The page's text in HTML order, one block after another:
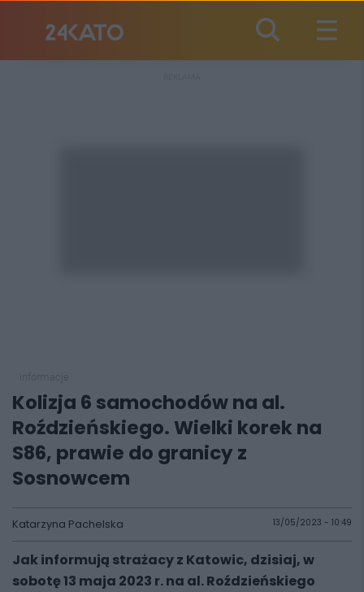
Kolizja 6 samochodów na al.
Roździeńskiego. Wielki korek na
S86, prawie do granicy z
Sosnowcem
Katarzyna Pachelska 13/05/2023 - 10:49
Jak informują strażacy z Katowic, dzisiaj, w
sobotę 13 maja 2023 r. na al. Roździeńskiego